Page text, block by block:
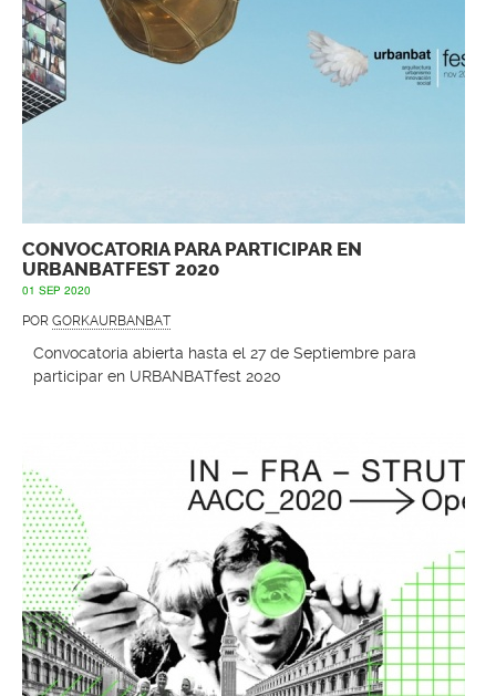
CONVOCATORIA PARA PARTICIPAR EN
URBANBATFEST 2020
01 SEP 2020
POR GORKAURBANBAT
Convocatoria abierta hasta el 27 de Septiembre para
participar en URBANBATfest 2020